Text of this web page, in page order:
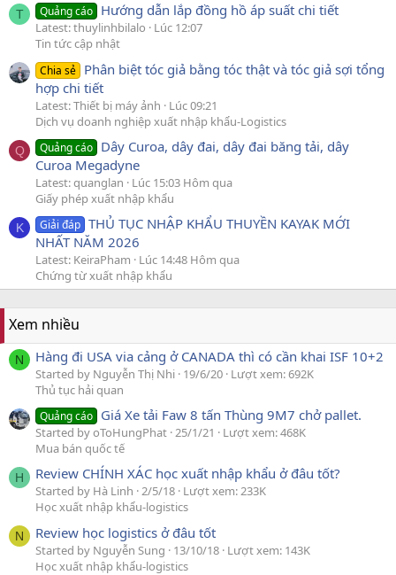
T Quảng cáo Hướng dẫn lắp đồng hồ áp suất chi tiết
Latest: thuylinhbilalo
Lúc 12:07
Tin tức cập nhật
Chia sẻ Phân biệt tóc giả bằng tóc thật và tóc giả sợi tổng
hợp chi tiết
Latest: Thiết bị máy ảnh
Lúc 09:21
Dịch vụ doanh nghiệp xuất nhập khẩu-Logistics
Q Quảng cáo Dây Curoa, dây đai, dây đai băng tải, dây
Curoa Megadyne
Latest: quanglan
Lúc 15:03 Hôm qua
Giấy phép xuất nhập khẩu
K Giải đáp THỦ TỤC NHẬP KHẨU THUYỀN KAYAK MỚI
NHẤT NĂM 2026
Latest: KeiraPham
Lúc 14:48 Hôm qua
Chứng từ xuất nhập khẩu
Xem nhiều
N Hàng đi USA via cảng ở CANADA thì có cần khai ISF 10+2
Started by Nguyễn Thị Nhi 19/6/20 Lượt xem: 692K
Thủ tục hải quan
Quảng cáo Giá Xe tải Faw 8 tấn Thùng 9M7 chở pallet.
Started by oToHungPhat 25/1/21
Lượt xem: 468K
Mua bán quốc tế
H Review CHÍNH XÁC học xuất nhập khẩu ở đâu tốt?
Started by Hà Linh 2/5/18 Lượt xem: 233K
Học xuất nhập khẩu-logistics
N Review học logistics ở đâu tốt
Started by Nguyễn Sung 13/10/18 Lượt xem: 143K
Học xuất nhập khẩu-logistics